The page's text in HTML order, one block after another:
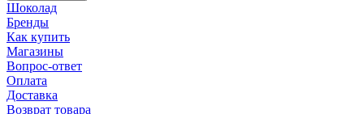
Шоколад
Бренды
Как купить
Магазины
Вопрос-ответ
Оплата
Доставка
Возврат товара